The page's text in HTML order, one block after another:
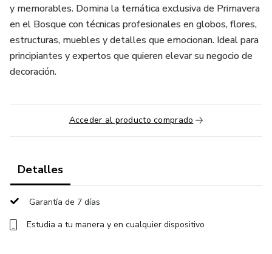
y memorables. Domina la temática exclusiva de Primavera
en el Bosque con técnicas profesionales en globos, flores,
estructuras, muebles y detalles que emocionan. Ideal para
principiantes y expertos que quieren elevar su negocio de
decoración.
Acceder al producto comprado
Detalles
Garantía de 7 días
Estudia a tu manera y en cualquier dispositivo